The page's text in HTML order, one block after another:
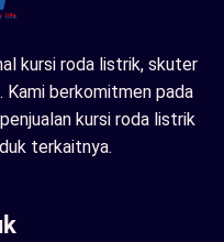
kursi roda listrik, skuter
Kami berkomitmen pada
kursi roda listrik
terkaitnya.